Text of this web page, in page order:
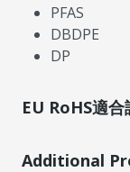
PFAS
DBDPE
DP
EU RoHS適合
Additional